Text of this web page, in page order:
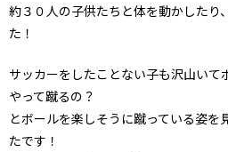
約３０人の子供たちと体を動かしたり
た！
サッカーをしたことない子も沢山いて
やって蹴るの？
とボールを楽しそうに蹴っている姿を
たです！